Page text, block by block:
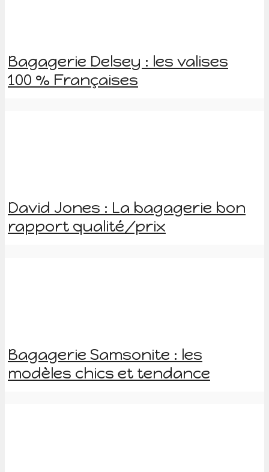
Bagagerie Delsey : les valises
100 % Françaises
David Jones : La bagagerie bon
rapport qualité/prix
Bagagerie Samsonite : les
modèles chics et tendance